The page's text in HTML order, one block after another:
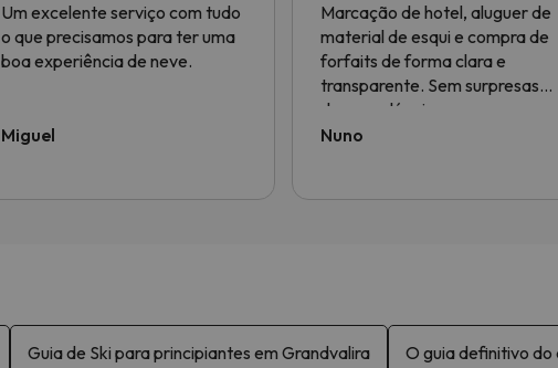
Um excelente serviço com tudo
o que precisamos para ter uma
boa experiência de neve.
Miguel
Marcação de hotel, aluguer de
material de esqui e compra de
forfaits de forma clara e
transparente. Sem surpresas
desagradáveis nos preços ou
nos serviços. Correu tudo a
nem foi preciso mostrar os
Nuno
Guia de Ski para principiantes em Grandvalira O guia definitivo